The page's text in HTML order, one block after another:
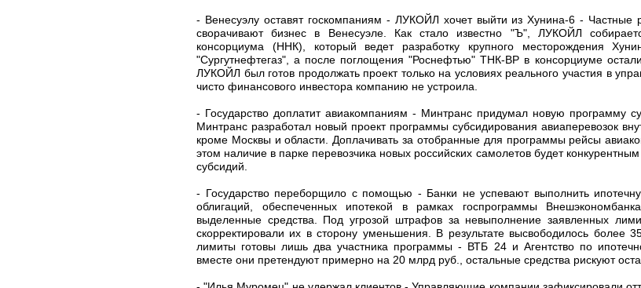
- Венесуэлу оставят госкомпаниям - ЛУКОЙЛ хочет выйти из Хунина-6 - Частные
сворачивают бизнес в Венесуэле. Как стало известно "Ъ", ЛУКОЙЛ
консорциума (ННК), который ведет разработку крупного месторождения
"Сургутнефтегаз", а после поглощения "Роснефтью" ТНК-ВР в консорциуме
ЛУКОЙЛ был готов продолжать проект только на условиях реального участия в
чисто финансового инвестора компанию не устроила.
- Государство доплатит авиакомпаниям - Минтранс придумал новую программу
Минтранс разработал новый проект программы субсидирования авиаперевозок
кроме Москвы и области. Доплачивать за отобранные для программы рейсы
этом наличие в парке перевозчика новых российских самолетов будет
субсидий.
- Государство переборщило с помощью - Банки не успевают выполнить
облигаций, обеспеченных ипотекой в рамках госпрограммы
выделенные средства. Под угрозой штрафов за невыполнение заявленных
скорректировали их в сторону уменьшения. В результате высвободилось более
лимиты готовы лишь два участника программы - ВТБ 24 и Агентство по
вместе они претендуют примерно на 20 млрд руб., остальные средства рискуют